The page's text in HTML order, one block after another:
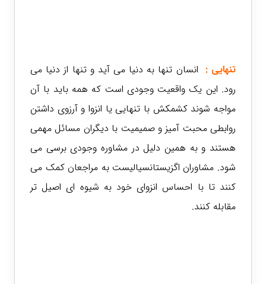
تنهایی : انسان تنها به دنیا می آید و تنها از دنیا می
رود. این یک واقعیت وجودی است که همه باید با آن
مواجه شوند کشمکش با تنهایی یا انزوا و آرزوی داشتن
روابطی محبت آمیز و صمیمیت با دیگران مسائل مهمی
هستند و به همین دلیل در مشاوره وجودی برسی می
شود. مشاوران اگزیستانسیالیست به مراجعان کمک می
کنند تا با احساس انزوای خود به شیوه ای اصیل تر
مقابله کنند.